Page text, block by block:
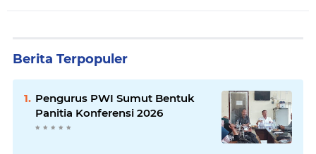
Berita Terpopuler
Pengurus PWI Sumut Bentuk
Panitia Konferensi 2026